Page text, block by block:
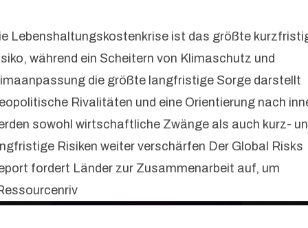
Lebenshaltungskostenkrise ist das größte
während ein Scheitern von Klimaschutz und
die größte langfristige Sorge darstellt
Rivalitäten und eine Orientierung nach
sowohl wirtschaftliche Zwänge als auch kurz-
Risiken weiter verschärfen Der Global Risks
fordert Länder zur Zusammenarbeit auf, um